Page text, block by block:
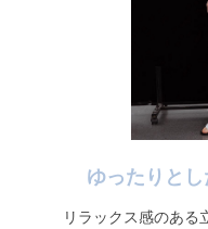
ゆったりと
リラックス感のある